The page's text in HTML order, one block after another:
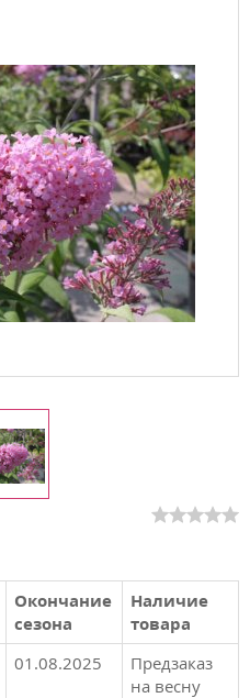
Окончание
сезона
Наличие
товара
01.08.2025
Предзаказ
на весну